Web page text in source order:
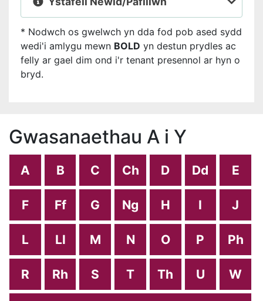
* Nodwch os gwelwch yn dda fod pob ased sydd
wedi'i amlygu mewn BOLD yn destun prydles ac
felly ar gael dim ond i'r tenant presennol ar hyn o
bryd.
Gwasanaethau A i Y
A B C Ch D Dd E
F Ff G Ng H I J
L Ll M N O P Ph
R Rh S T Th U W